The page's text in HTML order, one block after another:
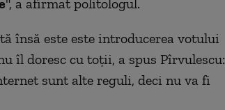
însă este este introducerea votului
îl doresc cu toții, a spus Pîrvulescu:
sunt alte reguli, deci nu va fi